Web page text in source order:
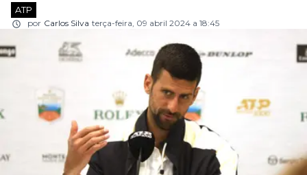
ATP
por Carlos Silva terça-feira, 09 abril 2024 a 18:45